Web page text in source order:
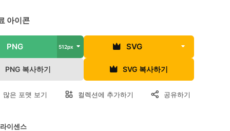
아이콘
PNG 512px SVG
PNG 복사하기 SVG 복사하기
많은 포맷 보기 컬렉션에 추가하기 공유하기
이센스